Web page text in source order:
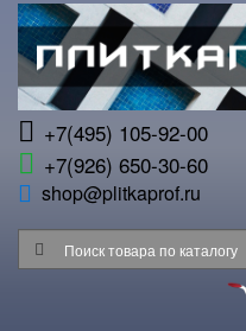
+7(495) 105-92-00
+7(926) 650-30-60
shop@plitkaprof.ru